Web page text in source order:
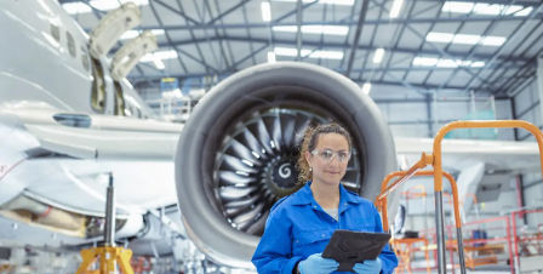
Zum Hauptinhalt springen Zur Fußzeile springen